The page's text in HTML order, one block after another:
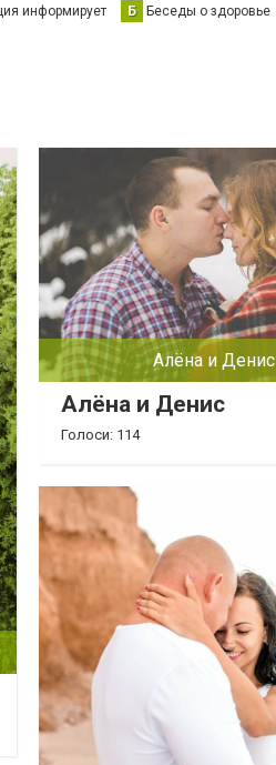
информирует Б Беседы о здоровье
Алёна и Денис
Алёна и Денис
Голоси: 114